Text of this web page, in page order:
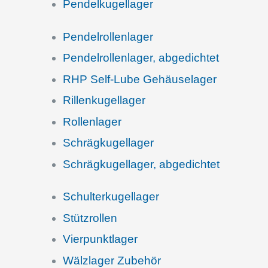
Pendel­ku­gel­la­ger
Pendel­rol­len­la­ger
Pendel­rol­len­la­ger, abgedichtet
RHP Self-Lube Gehäuselager
Rillen­ku­gel­la­ger
Rollen­la­ger
Schräg­ku­gel­la­ger
Schräg­ku­gel­la­ger, abgedichtet
Schul­ter­ku­gel­la­ger
Stütz­rol­len
Vierpunkt­la­ger
Wälzla­ger Zubehör